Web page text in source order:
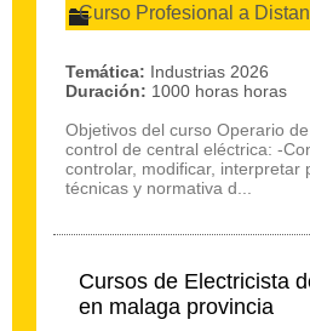
Curso Profesional a
Temática: Industrias 2026
Duración: 1000 horas horas
Objetivos del curso Operario
control de central eléctrica: -
controlar, modificar, interpretar
técnicas y normativa d...
Cursos de Electricista
en malaga provincia